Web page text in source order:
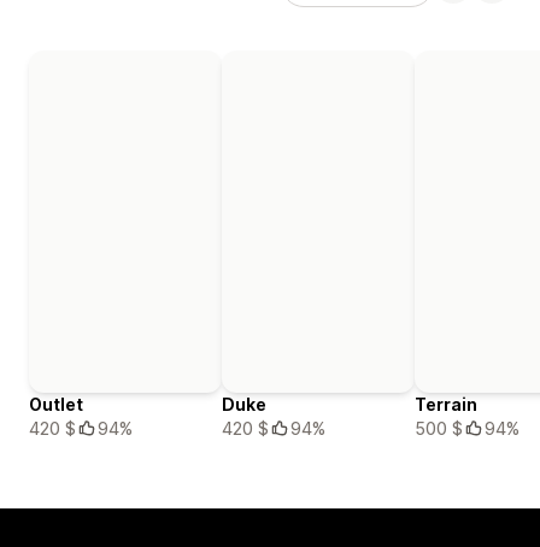
Outlet
420 $
94%
Duke
420 $
94%
Terrain
500 $
94%